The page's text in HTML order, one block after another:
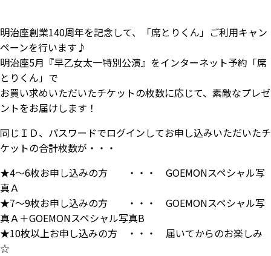
明治座創業140周年を記念して、「席とりくん」ご利用キャン
ペーンを行います♪
明治座5月『早乙女太一特別公演』をインターネット予約「席
とりくん」で
お買い求めいただいたチケットの枚数に応じて、素敵なプレゼ
ントをお届けします！
同じＩＤ、パスワードでログインしてお申し込みいただいたチ
ケットの合計枚数が・・・
★4～6枚お申し込みの方 ・・・ GOEMONスペシャル写
真Ａ
★7～9枚お申し込みの方 ・・・ GOEMONスペシャル写
真Ａ＋GOEMONスペシャル写真B
★10枚以上お申し込みの方 ・・・ 届いてからのお楽しみ
☆